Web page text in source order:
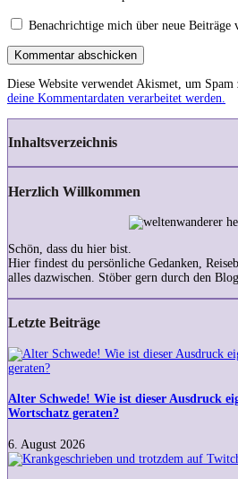
Benachrichtige mich über neue Beiträge
Kommentar abschicken
Diese Website verwendet Akismet, um Spam
deine Kommentardaten verarbeitet werden.
Inhaltsverzeichnis
Herzlich Willkommen
Schön, dass du hier bist.
Hier findest du persönliche Gedanken,
alles dazwischen. Stöber gern durch den
Letzte Beiträge
Alter
Schwede!
ist
dieser
eigentlich
in
meinen
Alter Schwede! Wie ist dieser Ausdruck
Wortschatz geraten?
6. August 2026
Krankgeschrieben